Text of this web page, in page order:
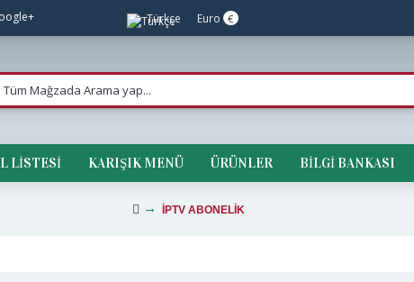
Türkçe Euro €
LISTESI KARIŞIK MENÜ ÜRÜNLER BİLGİ BANKASI
İPTV ABONELİK